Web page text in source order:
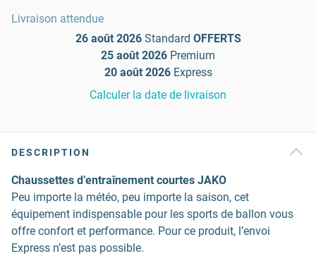
Livraison attendue
26 août 2026 Standard OFFERTS
25 août 2026 Premium
20 août 2026 Express
Calculer la date de livraison
DESCRIPTION
Chaussettes d’entraînement courtes JAKO
Peu importe la météo, peu importe la saison, cet
équipement indispensable pour les sports de ballon vous
offre confort et performance. Pour ce produit, l’envoi
Express n’est pas possible.